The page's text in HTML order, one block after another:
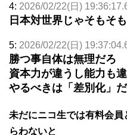
4: 2026/02/22(日)
日本対世界じゃそもそ
5: 2026/02/22(日)
勝つ事自体は無理だろ
資本力が違うし能力も
やるべきは「差別化」
未だにニコ生では有料会
らわないと